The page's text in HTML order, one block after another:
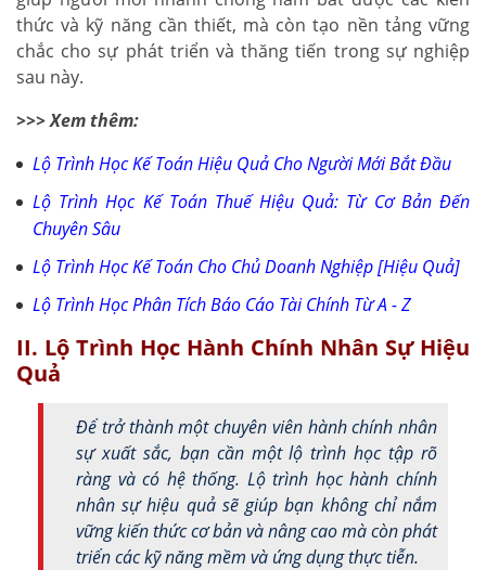
thức và kỹ năng cần thiết, mà còn tạo nền tảng vững
chắc cho sự phát triển và thăng tiến trong sự nghiệp
sau này.
>>> Xem thêm:
Lộ Trình Học Kế ToánHiệu Quả Cho Người Mới Bắt Đầu
Lộ Trình Học Kế Toán ThuếHiệu Quả: Từ Cơ Bản Đến
Chuyên Sâu
Lộ Trình Học Kế Toán Cho Chủ Doanh Nghiệp[Hiệu Quả]
Lộ Trình Học Phân Tích Báo Cáo Tài Chính Từ A - Z
II. Lộ Trình Học Hành Chính Nhân Sự Hiệu
Quả
Để trở thành một chuyên viên hành chính nhân
sự xuất sắc, bạn cần một lộ trình học tập rõ
ràng và có hệ thống. Lộ trình học hành chính
nhân sự hiệu quả sẽ giúp bạn không chỉ nắm
vững kiến thức cơ bản và nâng cao mà còn phát
triển các kỹ năng mềm và ứng dụng thực tiễn.